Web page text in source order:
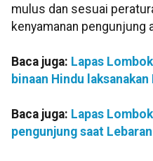
mulus dan sesuai
kenyamanan pengunjung
Baca juga: Lapas
binaan Hindu laksanakan
Baca juga: Lapas
pengunjung saat Lebaran